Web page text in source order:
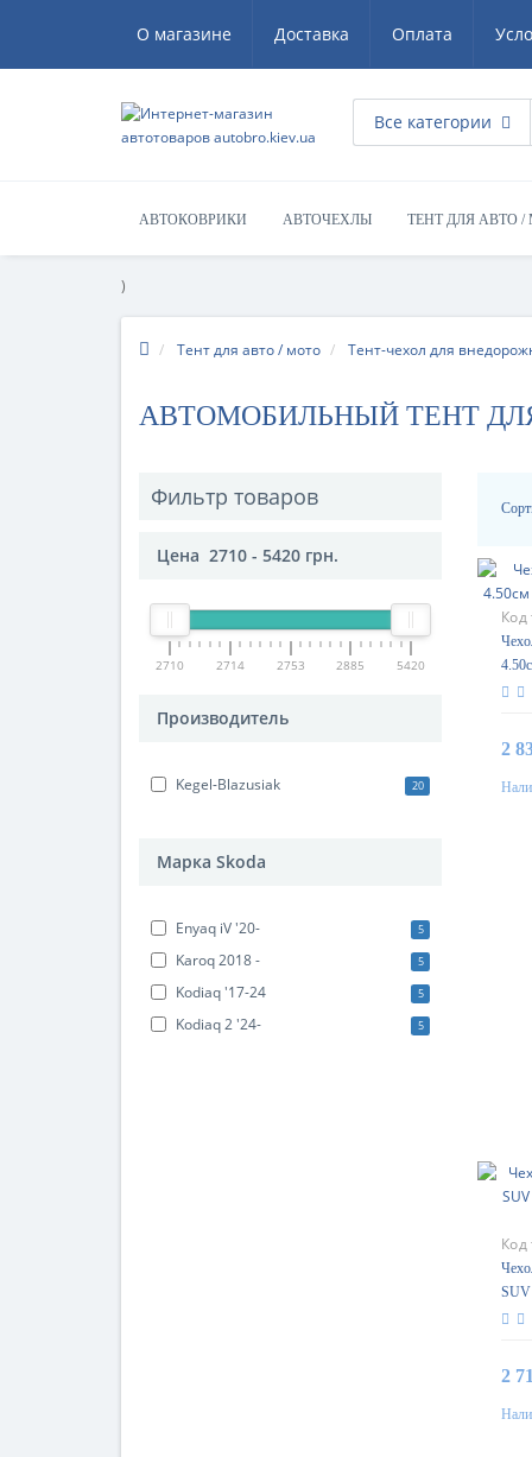
О магазине Доставка Оплата
Все категории
АВТОКОВРИКИ АВТОЧЕХЛЫ ТЕНТ ДЛЯ АВТО
)
Тент для авто / мото Тент-чехол для
АВТОМОБИЛЬНЫЙ ТЕНТ
Фильтр товаров
Цена 2710 - 5420 грн.
2710 2714 2753 2885 5420
Производитель
Kegel-Blazusiak 20
Марка Skoda
Enyaq iV '20- 5
Karoq 2018 - 5
Kodiaq '17-24 5
Kodiaq 2 '24- 5
2
SUV
2